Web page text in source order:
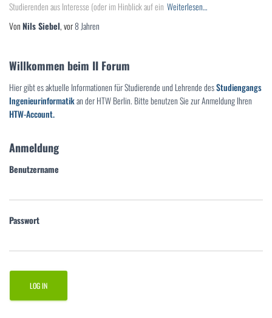
Studierenden aus Interesse (oder im Hinblick auf ein Weiterlesen…
VonNils Siebel, vor8 Jahren
Willkommen beim II Forum
Hier gibt es aktuelle Informationen für Studierende und Lehrende desStudiengangs
Ingenieurinformatikan der HTW Berlin. Bitte benutzen Sie zur Anmeldung Ihren
HTW-Account.
Anmeldung
Benutzername
Passwort